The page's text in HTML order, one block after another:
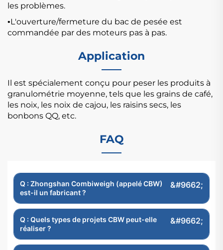
les problèmes.
•L'ouverture/fermeture du bac de pesée est
commandée par des moteurs pas à pas.
Application
Il est spécialement conçu pour peser les produits à
granulométrie moyenne, tels que les grains de café,
les noix, les noix de cajou, les raisins secs, les
bonbons QQ, etc.
FAQ
Q : Zhongshan Combiweigh (appelé CBW)
est-il un fabricant ?
Q : Quels types de projets CBW peut-elle
réaliser ?